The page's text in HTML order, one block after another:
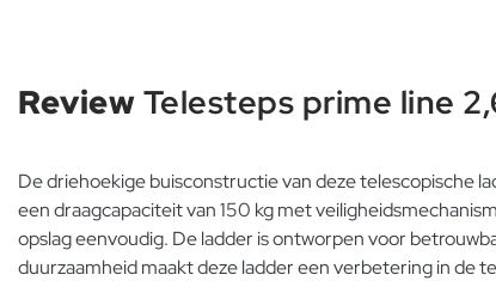
ReviewTelesteps prime line
De driehoekige buisconstructie van deze telescopische
een draagcapaciteit van 150 kg met
opslag eenvoudig. De ladder is ontworpen voor
duurzaamheid maakt deze ladder een verbetering in de